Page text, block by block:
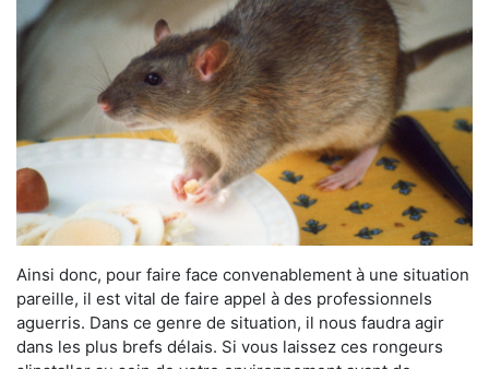
Ainsi donc, pour faire face convenablement à une situation
pareille, il est vital de faire appel à des professionnels
aguerris. Dans ce genre de situation, il nous faudra agir
dans les plus brefs délais. Si vous laissez ces rongeurs